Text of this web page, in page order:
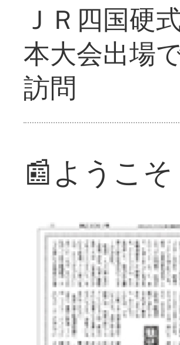
ＪＲ四国硬
本大会出場
訪問
📰ようこ